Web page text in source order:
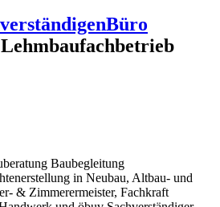
Lehmbaufachbetrieb
Baubegleitung
in Neubau, Altbau- und
& Zimmerermeister, Fachkraft